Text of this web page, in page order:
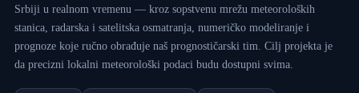
Srbiji u realnom vremenu — kroz sopstvenu mrežu meteoroloških
stanica, radarska i satelitska osmatranja, numeričko modeliranje i
prognoze koje ručno obrađuje naš prognostičarski tim. Cilj projekta je
da precizni lokalni meteorološki podaci budu dostupni svima.